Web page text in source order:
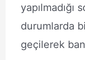
yapılmadığı
durumlarda
geçilerek